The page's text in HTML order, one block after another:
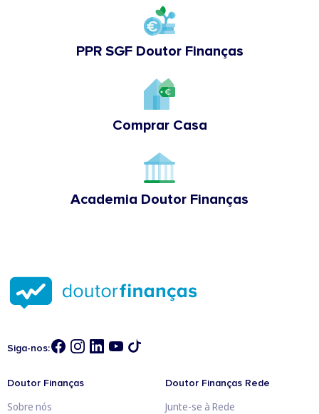
PPR SGF Doutor Finanças
Comprar Casa
Academia Doutor Finanças
Siga-nos:
Doutor Finanças
Sobre nós
Doutor Finanças Rede
Junte-se à Rede